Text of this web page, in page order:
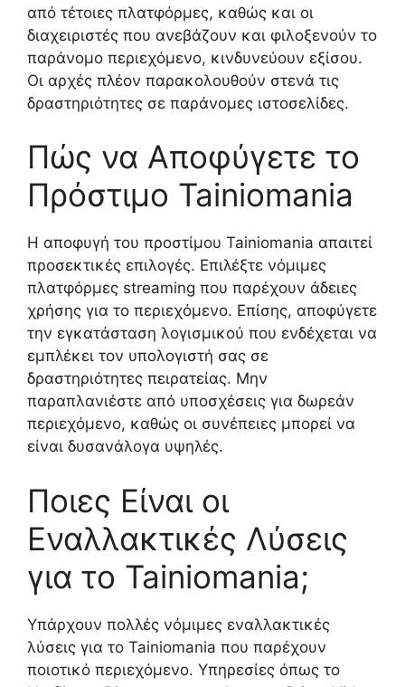
από τέτοιες πλατφόρμες, καθώς και οι
διαχειριστές που ανεβάζουν και φιλοξενούν το
παράνομο περιεχόμενο, κινδυνεύουν εξίσου.
Οι αρχές πλέον παρακολουθούν στενά τις
δραστηριότητες σε παράνομες ιστοσελίδες.
Πώς να Αποφύγετε το
Πρόστιμο Tainiomania
Η αποφυγή του προστίμου Tainiomania απαιτεί
προσεκτικές επιλογές. Επιλέξτε νόμιμες
πλατφόρμες streaming που παρέχουν άδειες
χρήσης για το περιεχόμενο. Επίσης, αποφύγετε
την εγκατάσταση λογισμικού που ενδέχεται να
εμπλέκει τον υπολογιστή σας σε
δραστηριότητες πειρατείας. Μην
παραπλανιέστε από υποσχέσεις για δωρεάν
περιεχόμενο, καθώς οι συνέπειες μπορεί να
είναι δυσανάλογα υψηλές.
Ποιες Είναι οι
Εναλλακτικές Λύσεις
για το Tainiomania;
Υπάρχουν πολλές νόμιμες εναλλακτικές
λύσεις για το Tainiomania που παρέχουν
ποιοτικό περιεχόμενο. Υπηρεσίες όπως το